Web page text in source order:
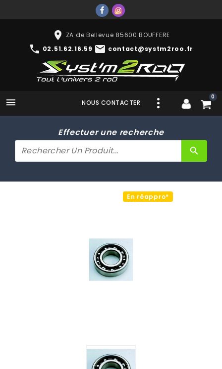
place ZA de Bellevue 85600 BOUFFERE
phone 02.51.62.16.59 mail contact@systm2roo.fr
 0
NOUS CONTACTER
Effectuer une recherche
search
En réappro*